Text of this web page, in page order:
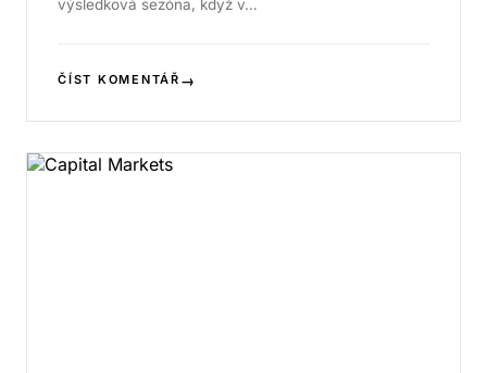
výsledková sezóna, když v…
ČÍST KOMENTÁŘ →